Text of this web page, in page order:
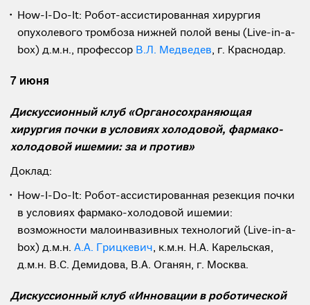
How-I-Do-It: Робот-ассистированная хирургия
опухолевого тромбоза нижней полой вены (Live-in-a-
box) д.м.н., профессор В.Л. Медведев, г. Краснодар.
7 июня
Дискуссионный клуб «Органосохраняющая
хирургия почки в условиях холодовой, фармако-
холодовой ишемии: за и против»
Доклад:
How-I-Do-It: Робот-ассистированная резекция почки
в условиях фармако-холодовой ишемии:
возможности малоинвазивных технологий (Live-in-a-
box) д.м.н. А.А. Грицкевич, к.м.н. Н.А. Карельская,
д.м.н. В.С. Демидова, В.А. Оганян, г. Москва.
Дискуссионный клуб «Инновации в роботической